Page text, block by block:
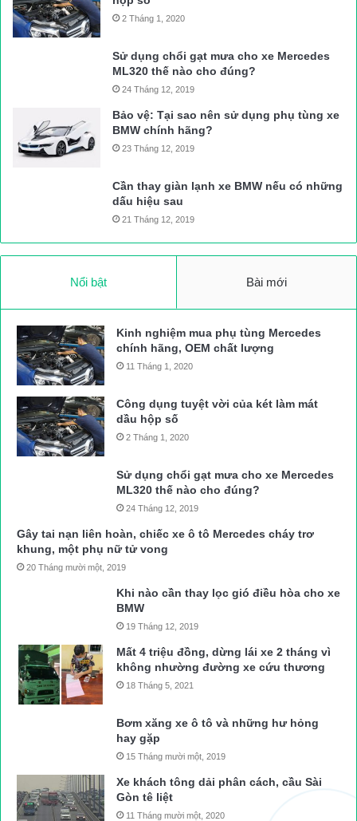
2 Tháng 1, 2020
Sử dụng chổi gạt mưa cho xe Mercedes
ML320 thế nào cho đúng?
24 Tháng 12, 2019
Bảo vệ: Tại sao nên sử dụng phụ tùng xe
BMW chính hãng?
23 Tháng 12, 2019
Cần thay giàn lạnh xe BMW nếu có những
dấu hiệu sau
21 Tháng 12, 2019
Nổi bật Bài mới
Kinh nghiệm mua phụ tùng Mercedes
chính hãng, OEM chất lượng
11 Tháng 1, 2020
Công dụng tuyệt vời của két làm mát
dầu hộp số
2 Tháng 1, 2020
Sử dụng chổi gạt mưa cho xe Mercedes
ML320 thế nào cho đúng?
24 Tháng 12, 2019
Gây tai nạn liên hoàn, chiếc xe ô tô Mercedes cháy trơ
khung, một phụ nữ tử vong
20 Tháng mười một, 2019
Khi nào cần thay lọc gió điều hòa cho xe
BMW
19 Tháng 12, 2019
Mất 4 triệu đồng, dừng lái xe 2 tháng vì
không nhường đường xe cứu thương
18 Tháng 5, 2021
Bơm xăng xe ô tô và những hư hỏng
hay gặp
15 Tháng mười một, 2019
Xe khách tông dải phân cách, cầu Sài
Gòn tê liệt
11 Tháng mười một, 2020